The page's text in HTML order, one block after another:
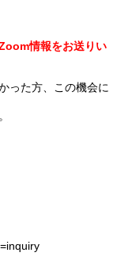
情報をお送りい
った方、この機会に